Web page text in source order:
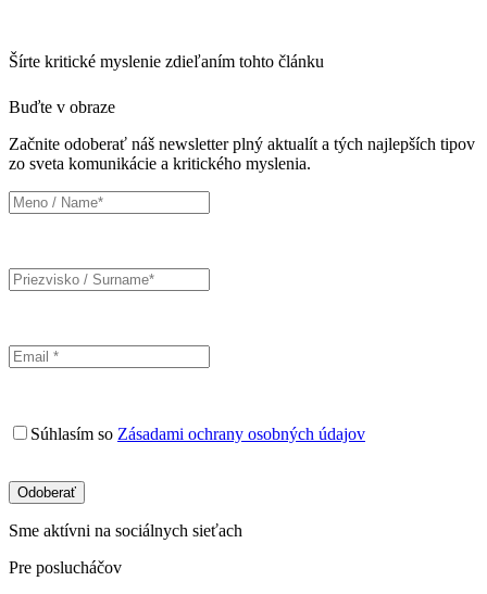
Šírte kritické myslenie zdieľaním tohto článku
Buďte v obraze
Začnite odoberať náš newsletter plný aktualít a tých najlepších tipov
zo sveta komunikácie a kritického myslenia.
Súhlasím so Zásadami ochrany osobných údajov
Sme aktívni na sociálnych sieťach
Pre poslucháčov